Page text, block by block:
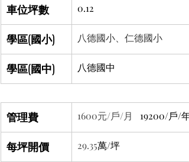
車位坪數 0.12
學區(國小) 八德國小、仁德國小
學區(國中) 八德國中
管理費 1600元/戶/月 19200/戶/年
每坪開價 29.35萬/坪